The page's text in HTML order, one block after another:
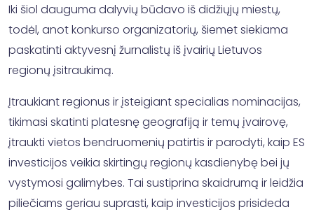
Iki šiol dauguma dalyvių būdavo iš didžiųjų miestų,
todėl, anot konkurso organizatorių, šiemet siekiama
paskatinti aktyvesnį žurnalistų iš įvairių Lietuvos
regionų įsitraukimą.
Įtraukiant regionus ir įsteigiant specialias nominacijas,
tikimasi skatinti platesnę geografiją ir temų įvairovę,
įtraukti vietos bendruomenių patirtis ir parodyti, kaip ES
investicijos veikia skirtingų regionų kasdienybę bei jų
vystymosi galimybes. Tai sustiprina skaidrumą ir leidžia
piliečiams geriau suprasti, kaip investicijos prisideda